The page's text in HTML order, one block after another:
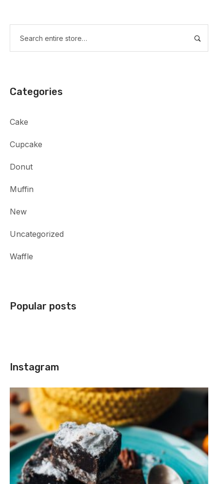
Categories
Cake
Cupcake
Donut
Muffin
New
Uncategorized
Waffle
Popular posts
Instagram